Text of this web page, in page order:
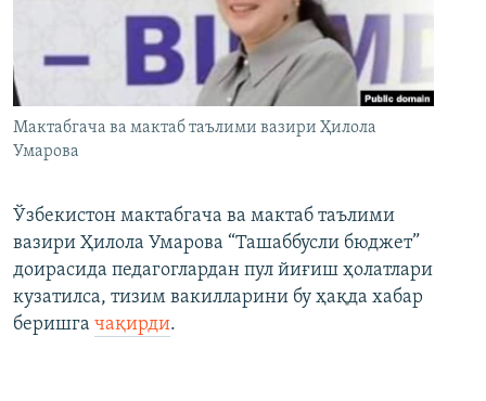
Мактабгача ва мактаб таълими вазири Ҳилола
Умарова
Ўзбекистон мактабгача ва мактаб таълими
вазири Ҳилола Умарова “Ташаббусли бюджет”
доирасида педагоглардан пул йиғиш ҳолатлари
кузатилса, тизим вакилларини бу ҳақда хабар
беришга чақирди.